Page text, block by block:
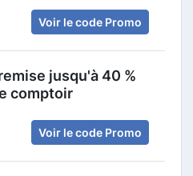
Voir le code Promo
jusqu'à 40 %
comptoir
Voir le code Promo